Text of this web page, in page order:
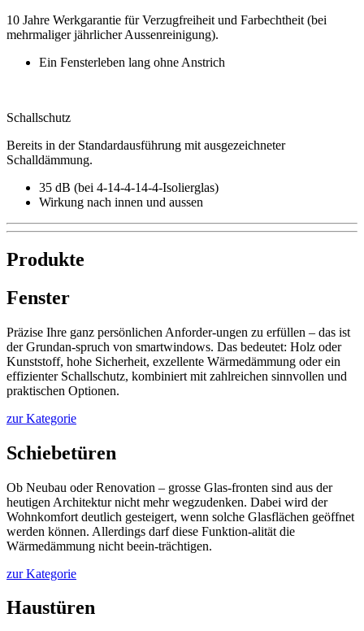
10 Jahre Werkgarantie für Verzugfreiheit und Farbechtheit (bei
mehrmaliger jährlicher Aussenreinigung).
Ein Fensterleben lang ohne Anstrich
Schallschutz
Bereits in der Standardausführung mit ausgezeichneter
Schalldämmung.
35 dB (bei 4-14-4-14-4-Isolierglas)
Wirkung nach innen und aussen
Produkte
Fenster
Präzise Ihre ganz persönlichen Anforder-ungen zu erfüllen – das ist
der Grundan-spruch von smartwindows. Das bedeutet: Holz oder
Kunststoff, hohe Sicherheit, exzellente Wärmedämmung oder ein
effizienter Schallschutz, kombiniert mit zahlreichen sinnvollen und
praktischen Optionen.
zur Kategorie
Schiebetüren
Ob Neubau oder Renovation – grosse Glas-fronten sind aus der
heutigen Architektur nicht mehr wegzudenken. Dabei wird der
Wohnkomfort deutlich gesteigert, wenn solche Glasflächen geöffnet
werden können. Allerdings darf diese Funktion-alität die
Wärmedämmung nicht beein-trächtigen.
zur Kategorie
Haustüren